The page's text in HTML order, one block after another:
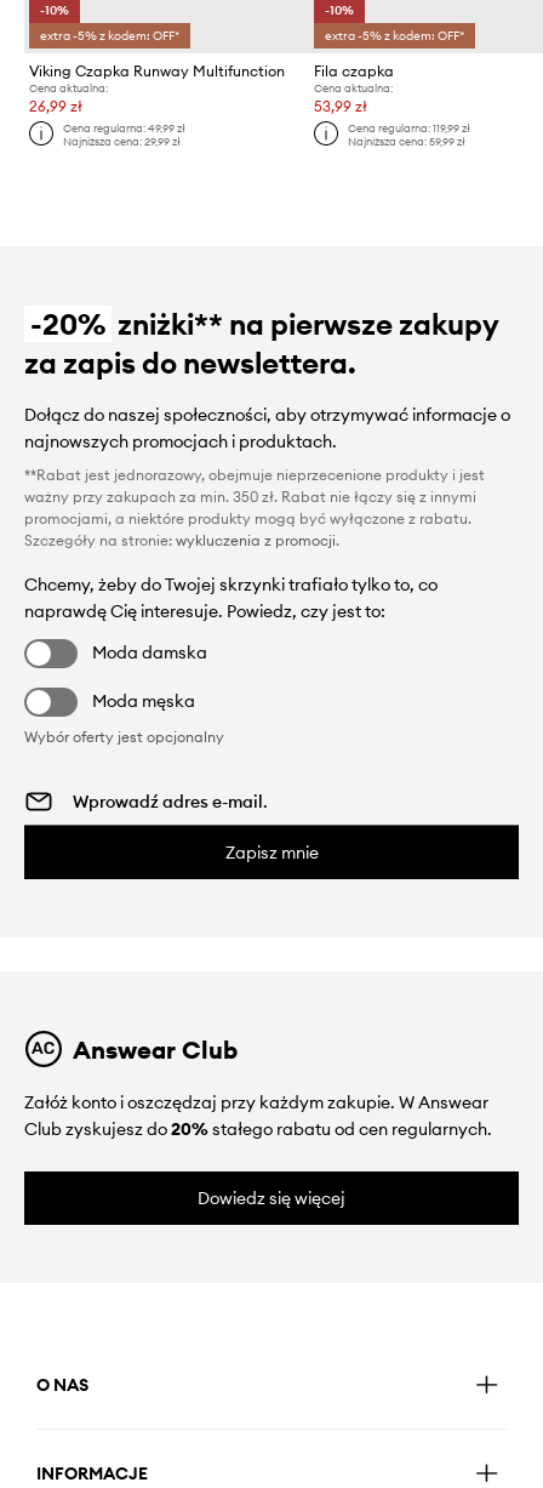
-10%
extra -5% z kodem: OFF*
Viking Czapka Runway Multifunction
Cena aktualna:
26,99 zł
Cena regularna:49,99 zł
Najniższa cena:29,99 zł
-10%
extra -5% z kodem: OFF*
Fila czapka
Cena aktualna:
53,99 zł
Cena regularna: 119,99 zł
Najniższa cena: 59,99 zł
-20% zniżki** na pierwsze zakupy
za zapis do newslettera.
Dołącz do naszej społeczności, aby otrzymywać informacje o
najnowszych promocjach i produktach.
**Rabat jest jednorazowy, obejmuje nieprzecenione produkty i jest
ważny przy zakupach za min. 350 zł. Rabat nie łączy się z innymi
promocjami, a niektóre produkty mogą być wyłączone z rabatu.
Szczegóły na stronie: wykluczenia z promocji.
Chcemy, żeby do Twojej skrzynki trafiało tylko to, co
naprawdę Cię interesuje. Powiedz, czy jest to:
Moda damska
Moda męska
Wybór oferty jest opcjonalny
Zapisz mnie
Answear Club
Załóż konto i oszczędzaj przy każdym zakupie. W Answear
Club zyskujesz do20%stałego rabatu od cen regularnych.
Dowiedz się więcej
O NAS
INFORMACJE